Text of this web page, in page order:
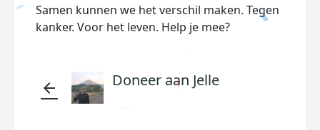
Samen kunnen we het verschil maken. Tegen
kanker. Voor het leven. Help je mee?
arrow_back Doneer aan Jelle